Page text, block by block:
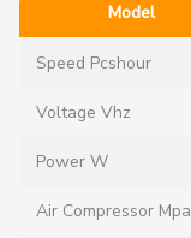
Model
Speed Pcshour
Voltage Vhz
Power W
Air Compressor Mpa